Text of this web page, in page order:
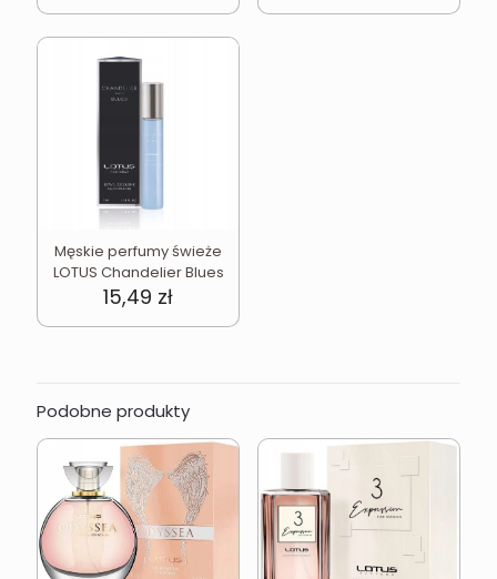
Męskie perfumy świeże
LOTUS Chandelier Blues
15,49 zł
Podobne produkty